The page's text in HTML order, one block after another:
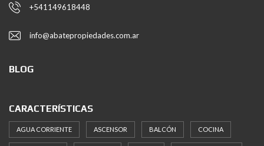
+541149618448
info@abatepropiedades.com.ar
BLOG
CARACTERÍSTICAS
AGUA CORRIENTE ASCENSOR BALCÓN COCINA